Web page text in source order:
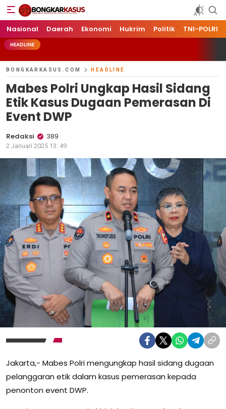
Bongkarkasus.com
Mengungkap Tabir Peristiwa Dengan Data dan Fakta
Nasional Daerah Ekonomi Hukrim Politik TNI-POLRI
HEADLINE
BONGKARKASUS.COM HEADLINE
Mabes Polri Ungkap Hasil Sidang
Etik Kasus Dugaan Pemerasan Di
Event DWP
Redaksi 389
2 Januari 2025 13: 49
Jakarta,- Mabes Polri mengungkap hasil sidang dugaan
pelanggaran etik dalam kasus pemerasan kepada
penonton event DWP.